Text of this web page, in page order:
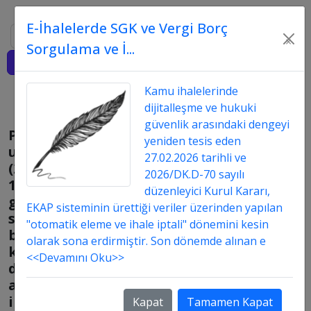
Ara
Pazarlık
usulünde
(21/f)
10
günlük
süre
beklenilmeden
katılımcılardan
dilekçe
alarak
ihale
E-İhalelerde SGK ve Vergi Borç
Sorgulama ve İ...
×
Kamu ihalelerinde
dijitalleşme ve hukuki
güvenlik arasındaki dengeyi
yeniden tesis eden
27.02.2026 tarihli ve
2026/DK.D-70 sayılı
düzenleyici Kurul Kararı,
EKAP sisteminin ürettiği veriler üzerinden yapılan
"otomatik eleme ve ihale iptali" dönemini kesin
olarak sona erdirmiştir. Son dönemde alınan e
<<Devamını Oku>>
Kapat Tamamen Kapat